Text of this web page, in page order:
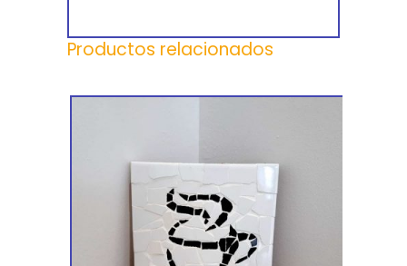
Productos relacionados